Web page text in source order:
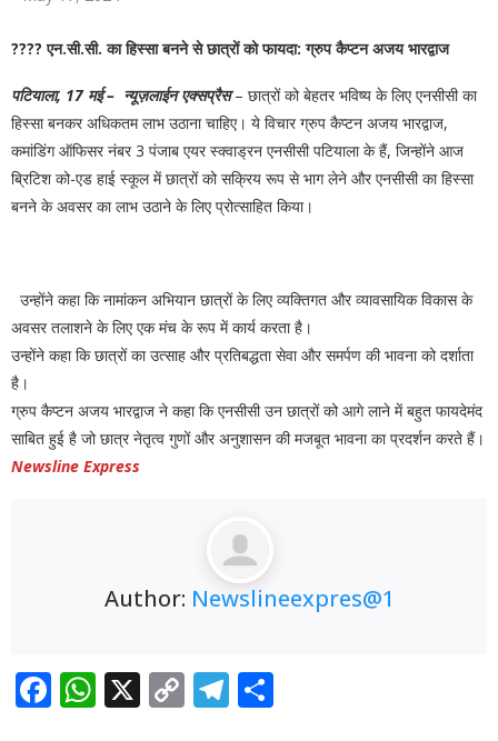
ਪ੍ਰੋਜੈਕਟ’ ਤਹਿਤ ਡੀ ਸੀ ਨੇ ਸੈਲਫ ਡਿਫੈਂਸ ਦੀ ਸਿਖਲਾਈ ਪੂਰੀ
ਕਰਨ ਵਾਲੀਆਂ ਲੜਕੀਆਂ ਨੂੰ ਵੰਡੇ ਸਰਟੀਫਿਕੇਟ
15 ਅਗਸਤ ਮੌਕੇ ਐਵਾਰਡਾਂ ਲਈ ਫਾਰਮ 10 ਅਗਸਤ ਤੱਕ
ਜਮ੍ਹਾਂ ਕਰਵਾਉਣ ਦੇ ਨਿਰਦੇਸ਼ : ਡਾ. ਹਿਮਾਂਸ਼ੂ ਅਗਰਵਾਲ
???? एन.सी.सी. का हिस्सा बनने से छात्रों को फायदा: ग्रुप कैप्टन अजय भारद्वाज
पटियाला, 17 मई – न्यूज़लाईनएक्सप्रैस– छात्रों को बेहतर भविष्य के लिए एनसीसी का
हिस्सा बनकर अधिकतम लाभ उठाना चाहिए। ये विचार ग्रुप कैप्टन अजय भारद्वाज,
कमांडिंग ऑफिसर नंबर 3 पंजाब एयर स्क्वाड्रन एनसीसी पटियाला के हैं, जिन्होंने आज
ब्रिटिश को-एड हाई स्कूल में छात्रों को सक्रिय रूप से भाग लेने और एनसीसी का हिस्सा
बनने के अवसर का लाभ उठाने के लिए प्रोत्साहित किया।
उन्होंने कहा कि नामांकन अभियान छात्रों के लिए व्यक्तिगत और व्यावसायिक विकास के
अवसर तलाशने के लिए एक मंच के रूप में कार्य करता है।
उन्होंने कहा कि छात्रों का उत्साह और प्रतिबद्धता सेवा और समर्पण की भावना को दर्शाता
है।
ग्रुप कैप्टन अजय भारद्वाज ने कहा कि एनसीसी उन छात्रों को आगे लाने में बहुत फायदेमंद
साबित हुई है जो छात्र नेतृत्व गुणों और अनुशासन की मजबूत भावना का प्रदर्शन करते हैं।
Newsline Express
Author: Newslineexpres@1
Facebook
WhatsApp
X CopyTelegram